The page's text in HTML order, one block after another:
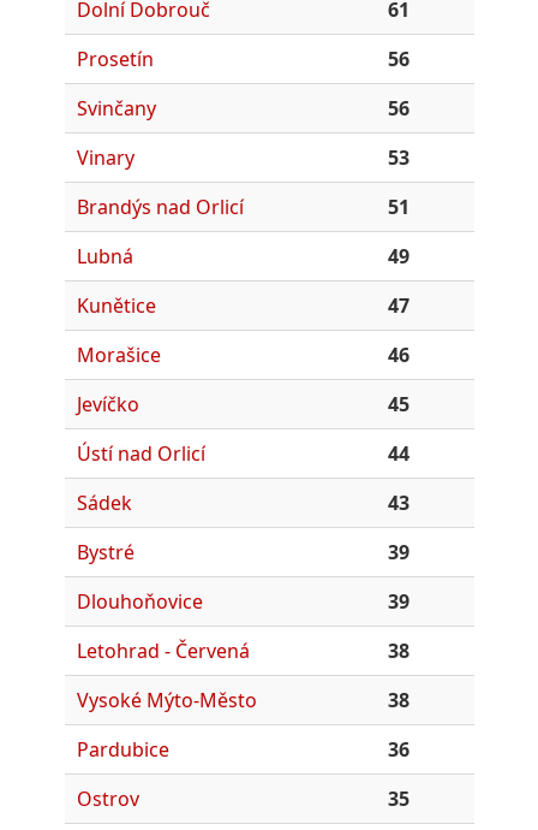
Dolní Dobrouč
61
Prosetín
56
Svinčany
56
Vinary
53
Brandýs nad Orlicí
51
Lubná
49
Kunětice
47
Morašice
46
Jevíčko
45
Ústí nad Orlicí
44
Sádek
43
Bystré
39
Dlouhoňovice
39
Letohrad - Červená
38
Vysoké Mýto-Město
38
Pardubice
36
Ostrov
35